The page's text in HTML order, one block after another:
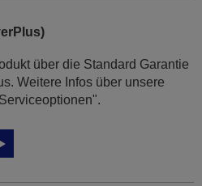
über die Standard Garantie
Weitere Infos über unsere